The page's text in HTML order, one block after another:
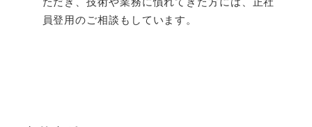
員登用のご相談もしています。